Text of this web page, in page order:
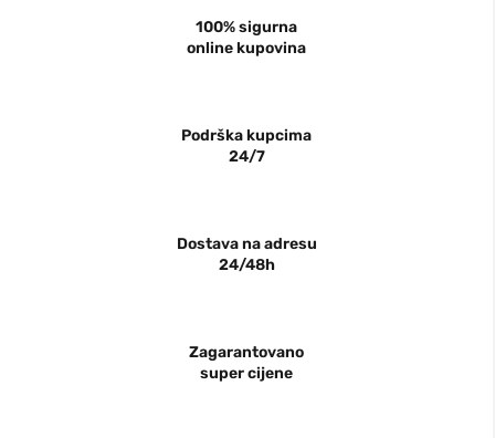
100% sigurna
online kupovina
Podrška kupcima
24/7
Dostava na adresu
24/48h
Zagarantovano
super cijene